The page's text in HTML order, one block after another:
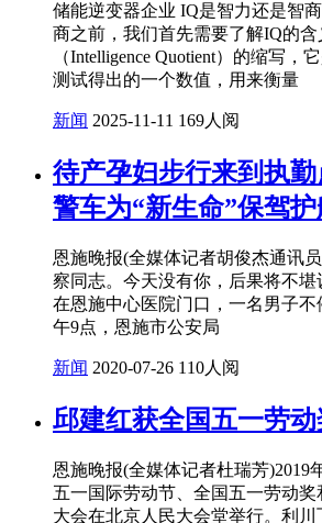
储能逆变器企业 IQ是智力还是智
商之前，我们首先需要了解IQ的
（Intelligence Quotient）的缩写，
测试得出的一个数值，用来衡量
新闻 2025-11-11 169人阅
待产孕妇步行来到执
警车为“新生命”保驾
恩施晚报(全媒体记者胡俊杰通讯
察同志。今天没有你，后果将不堪
在恩施中心医院门口，一名男子不
午9点，恩施市公安局
新闻 2020-07-26 110人阅
邱建红获全国五一劳
恩施晚报(全媒体记者杜瑞芳)2019
五一国际劳动节、全国五一劳动
大会在北京人民大会堂举行。利